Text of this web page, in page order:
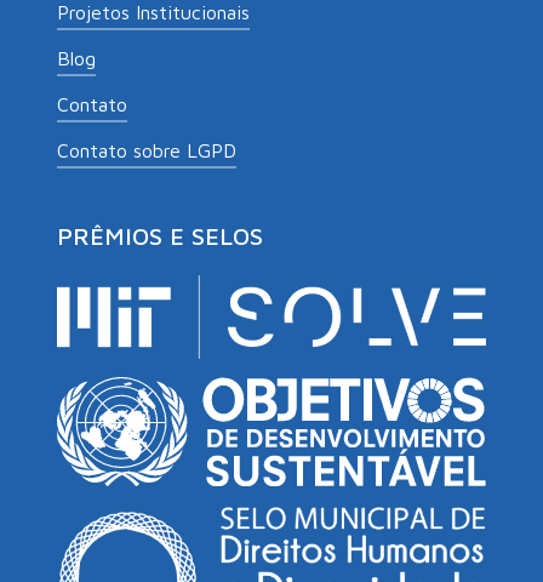
Projetos Institucionais
Blog
Contato
Contato sobre LGPD
PRÊMIOS E SELOS